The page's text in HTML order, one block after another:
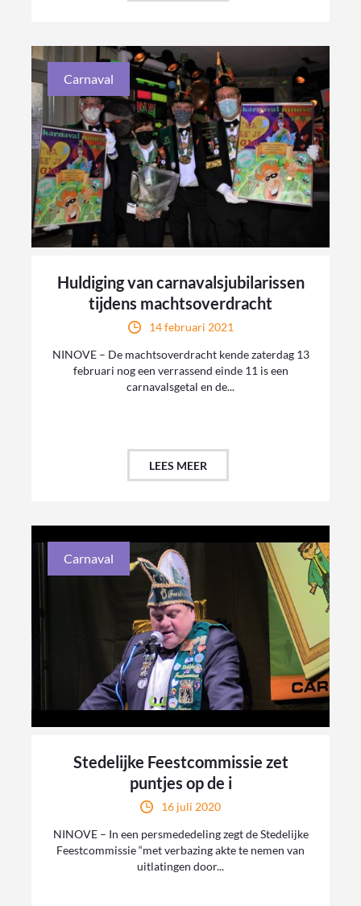
Carnaval
Huldiging van carnavalsjubilarissen
tijdens machtsoverdracht
14 februari 2021
NINOVE – De machtsoverdracht kende zaterdag 13
februari nog een verrassend einde 11 is een
carnavalsgetal en de...
LEES MEER
Carnaval
Stedelijke Feestcommissie zet
puntjes op de i
16 juli 2020
NINOVE – In een persmededeling zegt de Stedelijke
Feestcommissie “met verbazing akte te nemen van
uitlatingen door...